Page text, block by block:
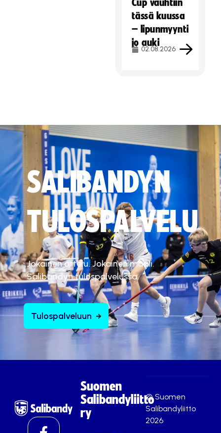
Cup vauhtiin
tässä kuussa
– lipunmyynti
jo auki
02.08.2026
SALIBANDYN
TULOSPALVELU
Jokainen ottelu. Jokainen maali.
Salibandyn tulospalvelussa.
Tulospalveluun
Suomen
Salibandyliitto
ry
© Suomen
Salibandyliitto
2026